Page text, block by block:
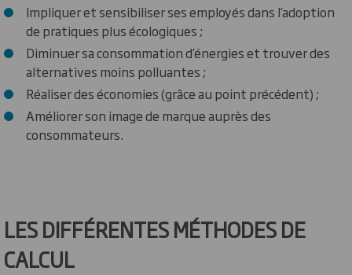
Impliquer et sensibiliser ses employés dans l’adoption
de pratiques plus écologiques ;
Diminuer sa consommation d’énergies et trouver des
alternatives moins polluantes ;
Réaliser des économies (grâce au point précédent) ;
Améliorer son image de marque auprès des
consommateurs.
LES DIFFÉRENTES MÉTHODES DE
CALCUL